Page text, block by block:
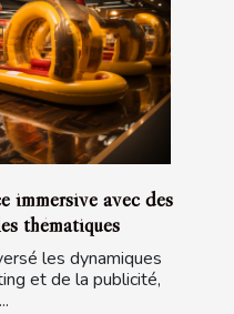
immersive avec des
thématiques
les dynamiques
et de la publicité,